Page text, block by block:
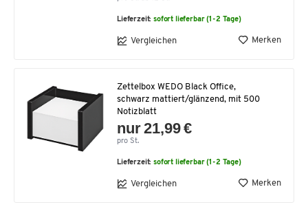
Lieferzeit:sofort lieferbar (1-2 Tage)
Vergleichen Merken
Zettelbox WEDO Black Office,
schwarz mattiert/glänzend, mit 500
Notizblatt
nur 21,99 €
pro St.
Lieferzeit:sofort lieferbar (1-2 Tage)
Vergleichen Merken